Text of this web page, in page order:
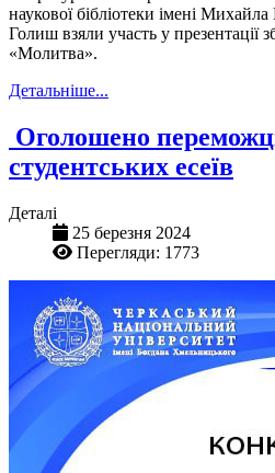
наукової бібліотеки імені
Голиш взяли участь у презентації
«Молитва».
Детальніше...
Оголошено
студентських есеїв
Деталі
25 березня 2024
Перегляди: 1773